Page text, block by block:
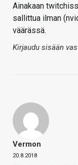
Ainakaan
sallittua ilman
väärässä.
Kirjaudu sisään
Vermon
20.8.2018